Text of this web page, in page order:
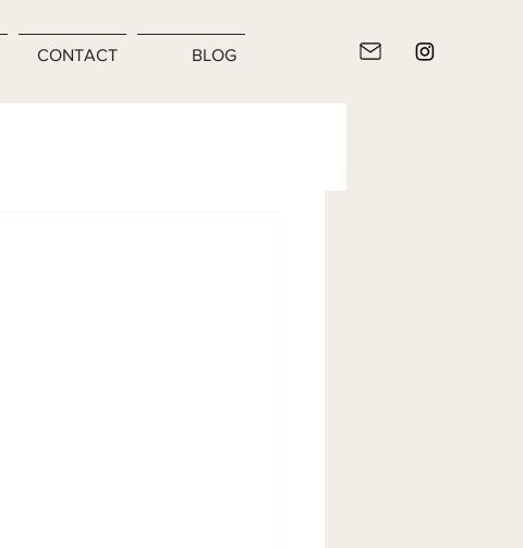
CONTACT BLOG